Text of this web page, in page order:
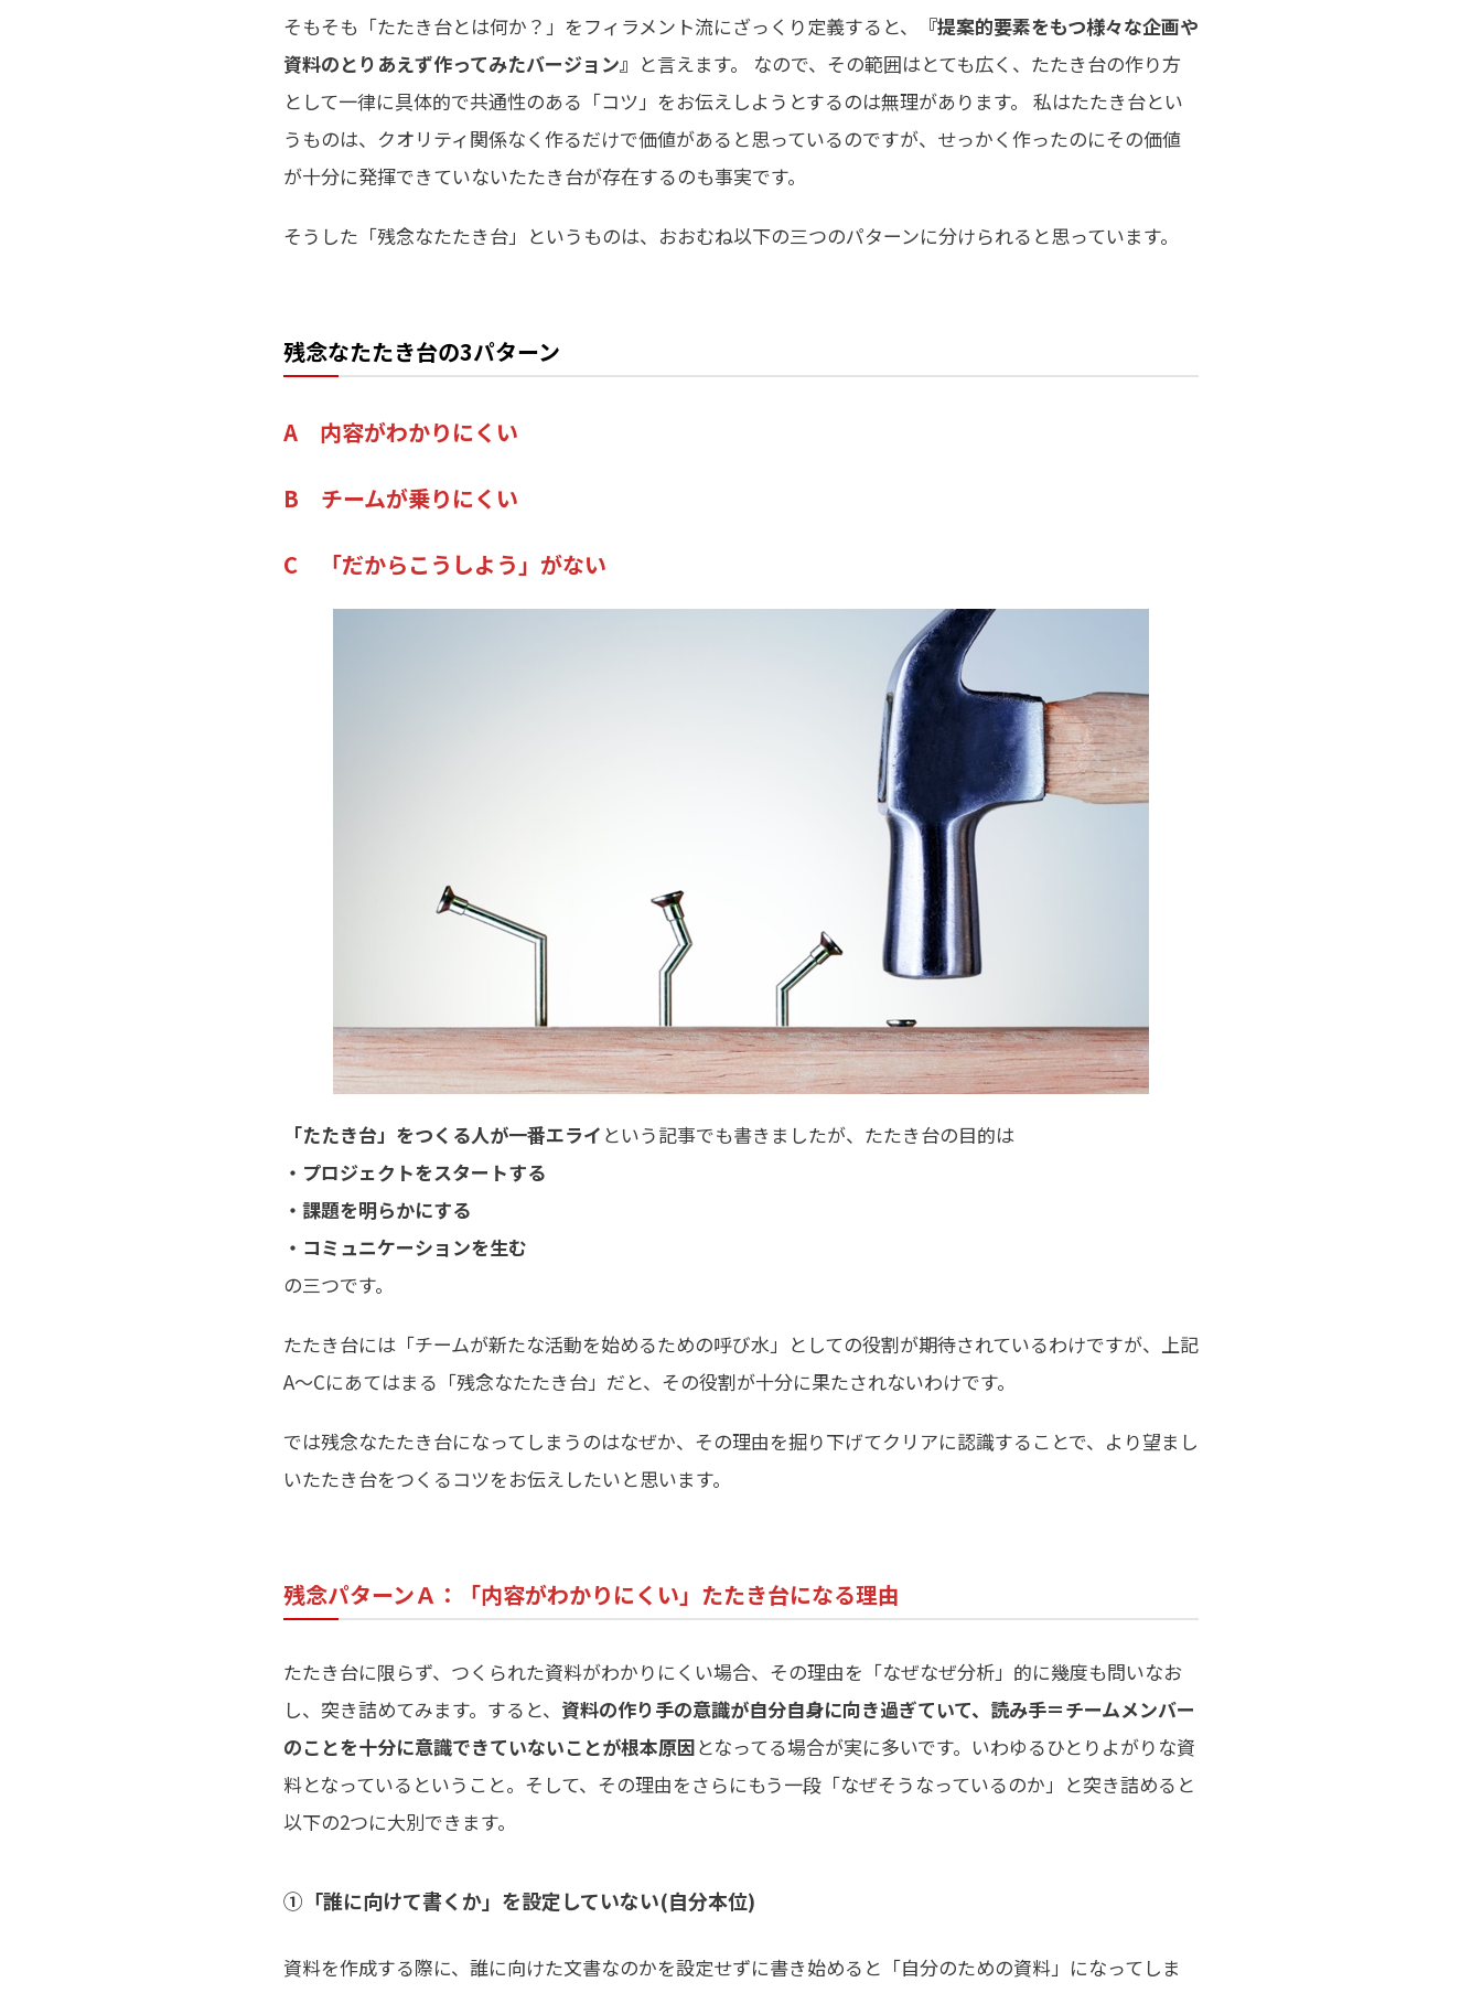
そもそも「たたき台とは何か？」をフィラメント流にざっくり定義すると、
『提案的要素をもつ様々な企画や
資料のとりあえず作ってみたバージョン』 と言えます。 なので、その範囲はとても広く、たたき台の作り方
として一律に具体的で共通性のある「コツ」をお伝えしようとするのは無理があります。 私はたたき台とい
うものは、クオリティ関係なく作るだけで価値があると思っているのですが、せっかく作ったのにその価値
が十分に発揮できていないたたき台が存在するのも事実です。
そうした「残念なたたき台」というものは、おおむね以下の三つのパターンに分けられると思っています。
残念なたたき台の3パターン
A 内容がわかりにくい
B チームが乗りにくい
C 「だからこうしよう」がない
「たたき台」をつくる人が一番エライ という記事でも書きましたが、たたき台の目的は
・プロジェクトをスタートする
・課題を明らかにする
・コミュニケーションを生む
の三つです。
たたき台には「チームが新たな活動を始めるための呼び水」としての役割が期待されているわけですが、上記
A～Cにあてはまる「残念なたたき台」だと、その役割が十分に果たされないわけです。
では残念なたたき台になってしまうのはなぜか、その理由を掘り下げてクリアに認識することで、より望まし
いたたき台をつくるコツをお伝えしたいと思います。
残念パターンＡ：「内容がわかりにくい」たたき台になる理由
たたき台に限らず、つくられた資料がわかりにくい場合、その理由を「なぜなぜ分析」的に幾度も問いなお
し、突き詰めてみます。すると、 資料の作り手の意識が自分自身に向き過ぎていて、読み手＝チームメンバー
のことを十分に意識できていないことが根本原因となってる場合が実に多いです。いわゆるひとりよがりな資
料となっているということ。そして、その理由をさらにもう一段「なぜそうなっているのか」と突き詰めると
以下の2つに大別できます。
①「誰に向けて書くか」を設定していない(自分本位)
資料を作成する際に、誰に向けた文書なのかを設定せずに書き始めると「自分のための資料」になってしま